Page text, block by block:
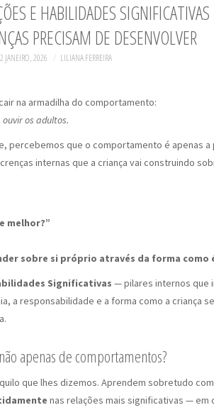
E HABILIDADES
PRECISAM DE DESENVOLVER
JANEIRO, 2026 LILIANA FERREIRA
na armadilha do comportamento:
os adultos.
percebemos que o comportamento é apenas
internas que a criança vai construindo
melhor?”
sobre si próprio através da forma como
Significativas — pilares internos que
a responsabilidade e a forma como a criança
apenas de comportamentos?
que lhes dizemos. Aprendem sobretudo
nas relações mais significativas — em